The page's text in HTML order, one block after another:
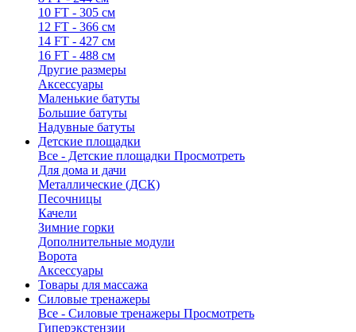
10 FT - 305 см
12 FT - 366 см
14 FT - 427 см
16 FT - 488 см
Другие размеры
Аксессуары
Маленькие батуты
Большие батуты
Надувные батуты
Детские площадки
Все - Детские площадки Просмотреть
Для дома и дачи
Металлические (ДСК)
Песочницы
Качели
Зимние горки
Дополнительные модули
Ворота
Аксессуары
Товары для массажа
Силовые тренажеры
Все - Силовые тренажеры Просмотреть
Гиперэкстензии